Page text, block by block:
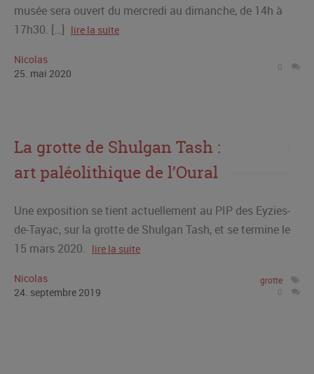
musée sera ouvert du mercredi au dimanche, de 14h à
17h30. […] lire la suite
Nicolas
25. mai 2020 0
La grotte de Shulgan Tash :
art paléolithique de l’Oural
Une exposition se tient actuellement au PIP des Eyzies-
de-Tayac, sur la grotte de Shulgan Tash, et se termine le
15 mars 2020. lire la suite
Nicolas
24. septembre 2019
grotte
0